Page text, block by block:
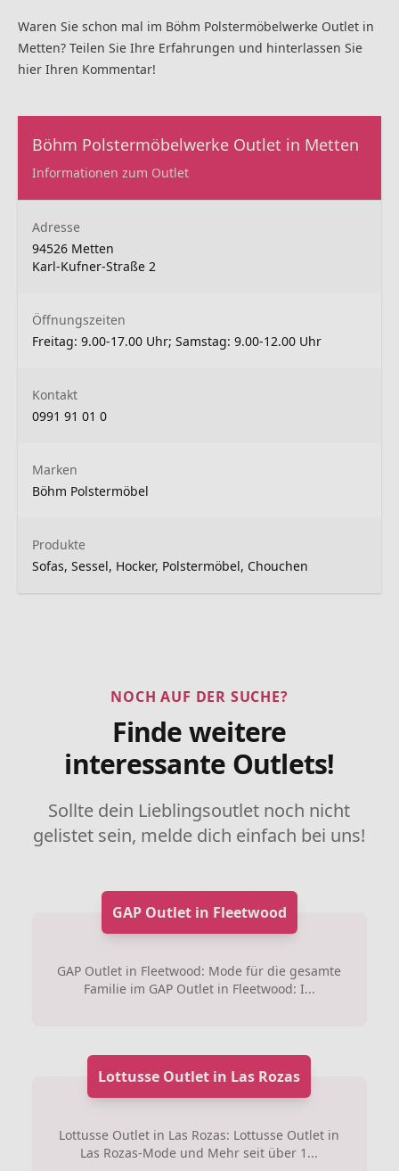
Waren Sie schon mal im Böhm Polstermöbelwerke Outlet in
Metten? Teilen Sie Ihre Erfahrungen und hinterlassen Sie
hier Ihren Kommentar!
Böhm Polstermöbelwerke Outlet in Metten
Informationen zum Outlet
Adresse
94526 Metten
Karl-Kufner-Straße 2
Öffnungszeiten
Freitag: 9.00-17.00 Uhr; Samstag: 9.00-12.00 Uhr
Kontakt
0991 91 01 0
Marken
Böhm Polstermöbel
Produkte
Sofas, Sessel, Hocker, Polstermöbel, Chouchen
NOCH AUF DER SUCHE?
Finde weitere
interessante Outlets!
Sollte dein Lieblingsoutlet noch nicht
gelistet sein, melde dich einfach bei uns!
GAP Outlet in Fleetwood
GAP Outlet in Fleetwood: Mode für die gesamte
Familie im GAP Outlet in Fleetwood: I...
Lottusse Outlet in Las Rozas
Lottusse Outlet in Las Rozas: Lottusse Outlet in
Las Rozas-Mode und Mehr seit über 1...